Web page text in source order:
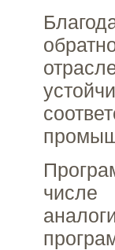
числе